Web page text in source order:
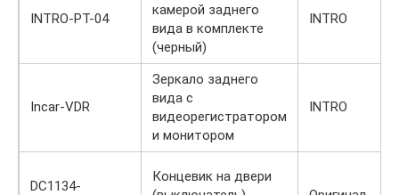
INTRO-PT-04
камерой заднего
вида в комплекте
(черный)
INTRO
Incar-VDR
Зеркало заднего
вида с
видеорегистратором
и монитором
INTRO
DC1134-
Концевик на двери